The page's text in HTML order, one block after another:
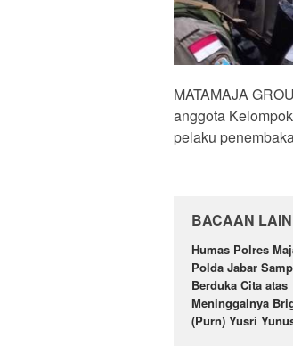
MATAMAJA
anggota
pelaku
BACAAN
Humas Polres
Polda Jabar
Berduka Cita atas
Meninggalnya
(Purn) Yusri